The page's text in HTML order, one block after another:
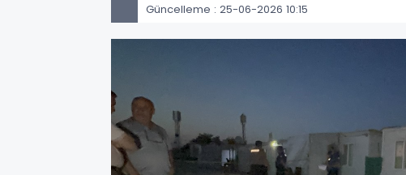
Güncelleme : 25-06-2026 10:15